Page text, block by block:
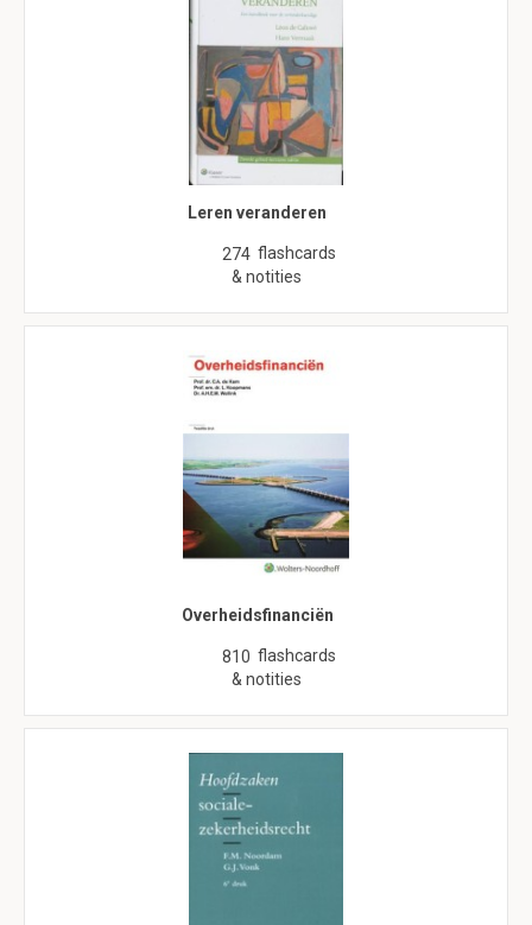
Leren veranderen
274 flashcards
& notities
Overheidsfinanciën
810 flashcards
& notities